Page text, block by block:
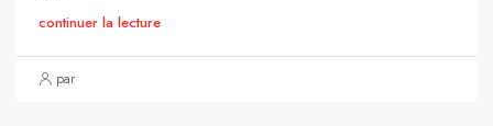
continuer la lecture
par